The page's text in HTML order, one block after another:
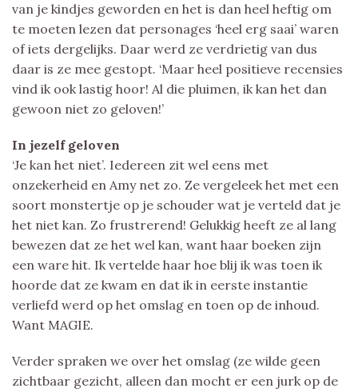
van je kindjes geworden en het is dan heel heftig om
te moeten lezen dat personages ‘heel erg saai’ waren
of iets dergelijks. Daar werd ze verdrietig van dus
daar is ze mee gestopt. ‘Maar heel positieve recensies
vind ik ook lastig hoor! Al die pluimen, ik kan het dan
gewoon niet zo geloven!’
In jezelf geloven
‘Je kan het niet’. Iedereen zit wel eens met
onzekerheid en Amy net zo. Ze vergeleek het met een
soort monstertje op je schouder wat je verteld dat je
het niet kan. Zo frustrerend! Gelukkig heeft ze al lang
bewezen dat ze het wel kan, want haar boeken zijn
een ware hit. Ik vertelde haar hoe blij ik was toen ik
hoorde dat ze kwam en dat ik in eerste instantie
verliefd werd op het omslag en toen op de inhoud.
Want MAGIE.
Verder spraken we over het omslag (ze wilde geen
zichtbaar gezicht, alleen dan mocht er een jurk op de